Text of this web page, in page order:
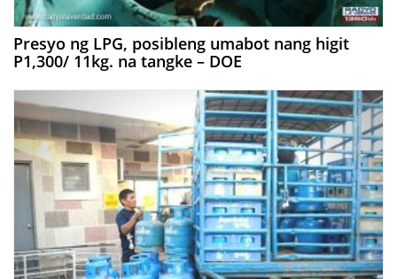
Presyo ng LPG, posibleng umabot nang higit
P1,300/ 11kg. na tangke – DOE